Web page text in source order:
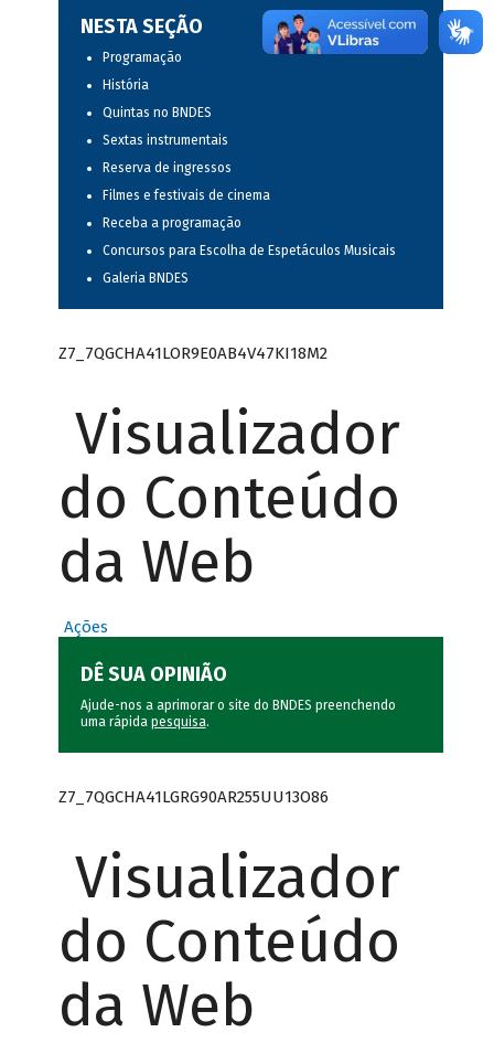
NESTA SEÇÃO
Programação
História
Quintas no BNDES
Sextas instrumentais
Reserva de ingressos
Filmes e festivais de cinema
Receba a programação
Concursos para Escolha de Espetáculos Musicais
Galeria BNDES
Z7_7QGCHA41LOR9E0AB4V47KI18M2
Visualizador
do Conteúdo
da Web
Ações
DÊ SUA OPINIÃO
Ajude-nos a aprimorar o site do BNDES preenchendo
uma rápida pesquisa.
Z7_7QGCHA41LGRG90AR255UU13O86
Visualizador
do Conteúdo
da Web